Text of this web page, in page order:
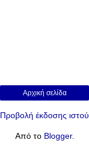
Αρχική σελίδα
Προβολή έκδοσης ιστού
Από το Blogger.